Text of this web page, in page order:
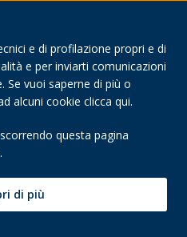
e partner commerciali
riservati. P.I. 07415430011
e di profilazione propri e di
e per inviarti comunicazioni
Se vuoi saperne di più o
alcuni cookie clicca qui.
questa pagina
di più